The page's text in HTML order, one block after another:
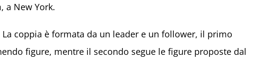
a New York.
coppia è formata da un leader e un follower, il primo
figure, mentre il secondo segue le figure proposte dal